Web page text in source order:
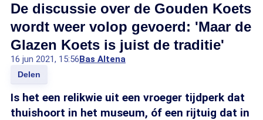
De discussie over de Gouden Koets
wordt weer volop gevoerd: 'Maar de
Glazen Koets is juist de traditie'
16 jun 2021, 15:56Bas Altena
Delen
Is het een relikwie uit een vroeger tijdperk dat
thuishoort in het museum, óf een rijtuig dat in